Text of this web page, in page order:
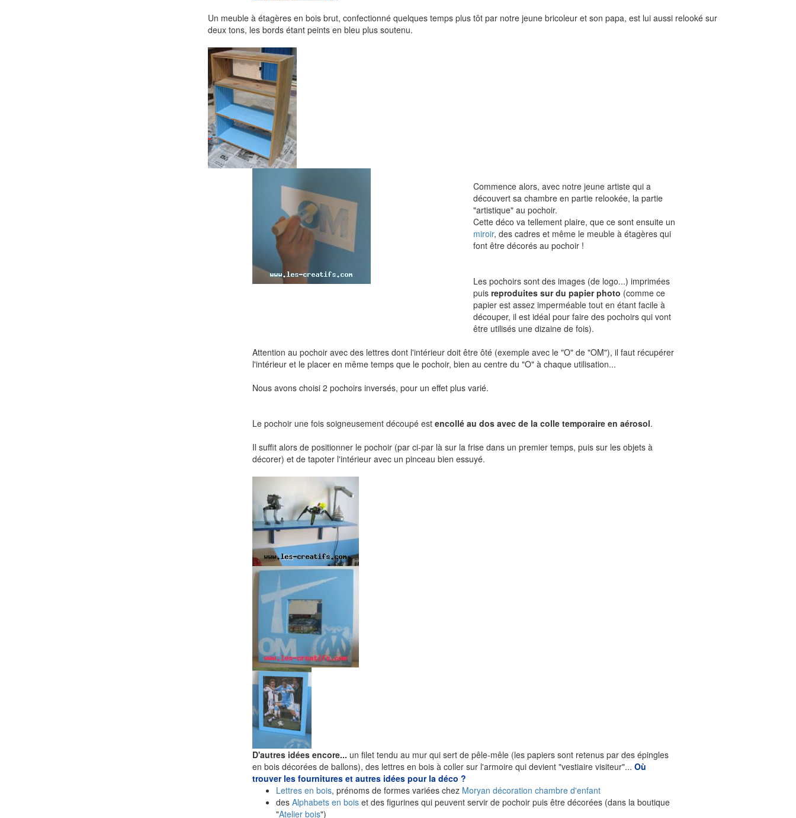
Un meuble à étagères en bois brut, confectionné quelques temps plus tôt par notre jeune bricoleur et son papa, est lui aussi relooké sur
deux tons, les bords étant peints en bleu plus soutenu.
Commence alors, avec notre jeune artiste qui a
découvert sa chambre en partie relookée, la partie
"artistique" au pochoir.
Cette déco va tellement plaire, que ce sont ensuite un
miroir, des cadres et même le meuble à étagères qui
font être décorés au pochoir !
Les pochoirs sont des images (de logo...) imprimées
puis reproduites sur du papier photo (comme ce
papier est assez imperméable tout en étant facile à
découper, il est idéal pour faire des pochoirs qui vont
être utilisés une dizaine de fois).
Attention au pochoir avec des lettres dont l'intérieur doit être ôté (exemple avec le "O" de "OM"), il faut récupérer
l'intérieur et le placer en même temps que le pochoir, bien au centre du "O" à chaque utilisation...
Nous avons choisi 2 pochoirs inversés, pour un effet plus varié.
Le pochoir une fois soigneusement découpé est encollé au dos avec de la colle temporaire en aérosol.
Il suffit alors de positionner le pochoir (par ci-par là sur la frise dans un premier temps, puis sur les objets à
décorer) et de tapoter l'intérieur avec un pinceau bien essuyé.
D'autres idées encore... un filet tendu au mur qui sert de pêle-mêle (les papiers sont retenus par des épingles
en bois décorées de ballons), des lettres en bois à coller sur l'armoire qui devient "vestiaire visiteur"... Où
trouver les fournitures et autres idées pour la déco ?
Lettres en bois, prénoms de formes variées chez Moryan décoration chambre d'enfant
des Alphabets en boiset des figurines qui peuvent servir de pochoir puis être décorées (dans la boutique
"Atelier bois")